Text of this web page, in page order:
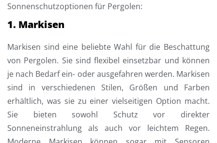
Sonnenschutzoptionen für Pergolen:
1. Markisen
Markisen sind eine beliebte Wahl für die Beschattung
von Pergolen. Sie sind flexibel einsetzbar und können
je nach Bedarf ein- oder ausgefahren werden. Markisen
sind in verschiedenen Stilen, Größen und Farben
erhältlich, was sie zu einer vielseitigen Option macht.
Sie bieten sowohl Schutz vor direkter
Sonneneinstrahlung als auch vor leichtem Regen.